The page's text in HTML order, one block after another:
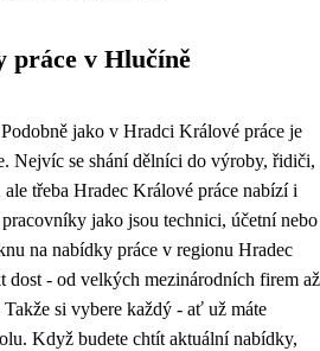
práce v Hlučíně
jako v Hradci Králové práce je
Nejvíc se shání dělníci do výroby, řidiči,
třeba Hradec Králové práce nabízí i
jako jsou technici, účetní nebo
na nabídky práce v regionu Hradec
dost - od velkých mezinárodních firem až
si vybere každý - ať už máte
Když budete chtít aktuální nabídky,